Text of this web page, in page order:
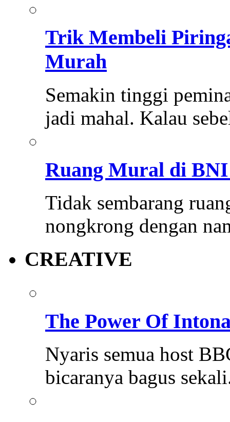
Trik Membeli
Murah
Semakin tinggi
jadi mahal. Kalau
Ruang Mural di BNI
Tidak sembarang
nongkrong dengan
CREATIVE
The Power Of
Nyaris semua host
bicaranya bagus